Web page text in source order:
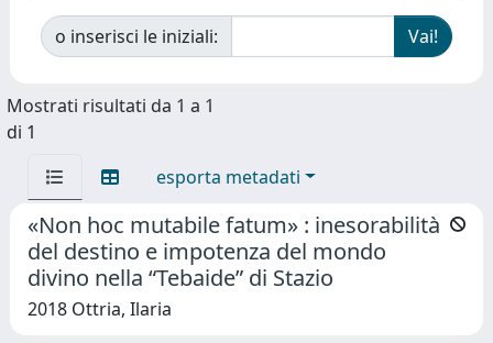
o inserisci le iniziali:
Mostrati risultati da 1 a 1
di 1
esporta metadati
«Non hoc mutabile fatum» : inesorabilità
del destino e impotenza del mondo
divino nella “Tebaide” di Stazio
2018 Ottria, Ilaria